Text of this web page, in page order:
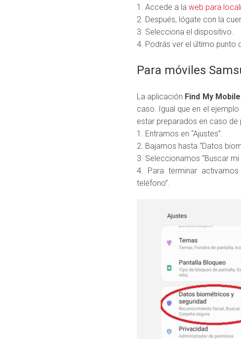
1. Accede a la web para
2. Después, lógate con la
3. Selecciona el dispositivo.
4. Podrás ver el último punto
Para móviles
La aplicación Find My Mobile
caso. Igual que en el
estar preparados en caso de
1. Entramos en “Ajustes”.
2. Bajamos hasta “Datos
3. Seleccionamos “Buscar mi
4. Para terminar activamos
teléfono”.